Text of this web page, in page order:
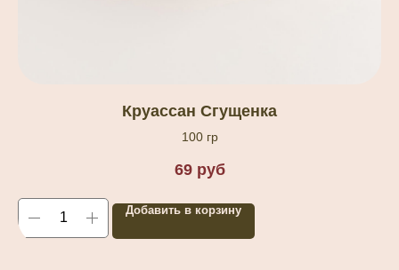
Круассан Сгущенка
100 гр
69 руб
Добавить в корзину